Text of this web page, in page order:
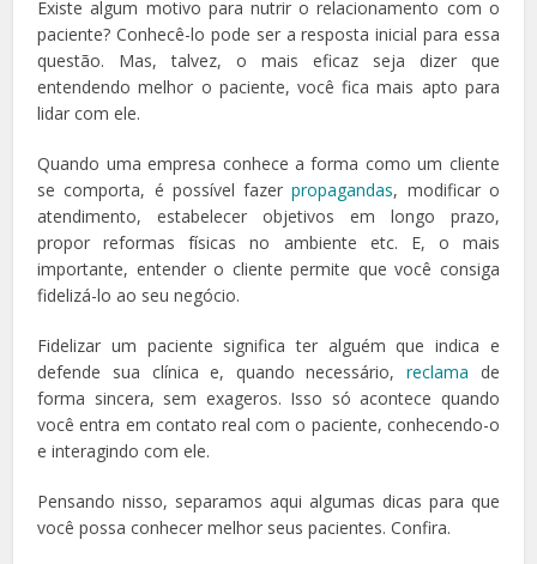
Existe algum motivo para nutrir o relacionamento com o
paciente? Conhecê-lo pode ser a resposta inicial para essa
questão. Mas, talvez, o mais eficaz seja dizer que
entendendo melhor o paciente, você fica mais apto para
lidar com ele.
Quando uma empresa conhece a forma como um cliente
se comporta, é possível fazerpropagandas, modificar o
atendimento, estabelecer objetivos em longo prazo,
propor reformas físicas no ambiente etc. E, o mais
importante, entender o cliente permite que você consiga
fidelizá-lo ao seu negócio.
Fidelizar um paciente significa ter alguém que indica e
defende sua clínica e, quando necessário,reclama de
forma sincera, sem exageros. Isso só acontece quando
você entra em contato real com o paciente, conhecendo-o
e interagindo com ele.
Pensando nisso, separamos aqui algumas dicas para que
você possa conhecer melhor seus pacientes. Confira.